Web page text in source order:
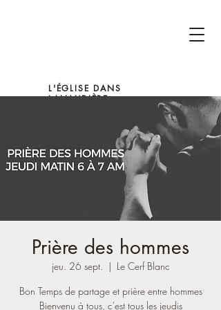
L'ÉGLISE DANS
LANAUDIÈRE
Prière des hommes
jeu. 26 sept.
  |
Le Cerf Blanc
Bon Temps de partage et prière entre hommes
Bienvenu à tous, c'est tous les jeudis